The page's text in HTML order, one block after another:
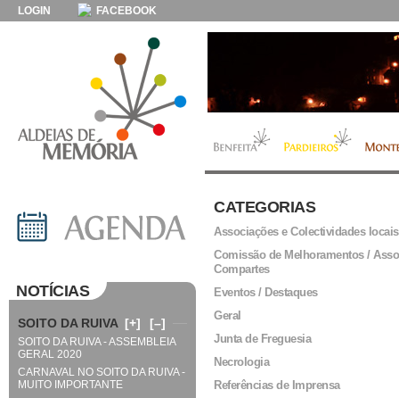
LOGIN FACEBOOK
CATEGORIAS
Associações e Colectividades locais
Comissão de Melhoramentos /
Compartes
Eventos / Destaques
Geral
Junta de Freguesia
Necrologia
Referências de Imprensa
NOTÍCIAS
SOITO DA RUIVA [+] [–]
SOITO DA RUIVA - ASSEMBLEIA
GERAL 2020
CARNAVAL NO SOITO DA RUIVA -
MUITO IMPORTANTE